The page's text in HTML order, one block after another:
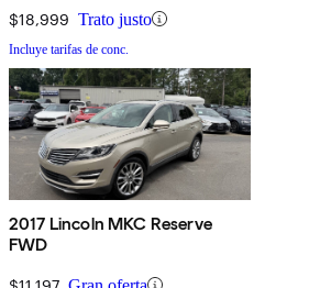
$18,999 Trato justo
Incluye tarifas de conc.
2017 Lincoln MKC Reserve
FWD